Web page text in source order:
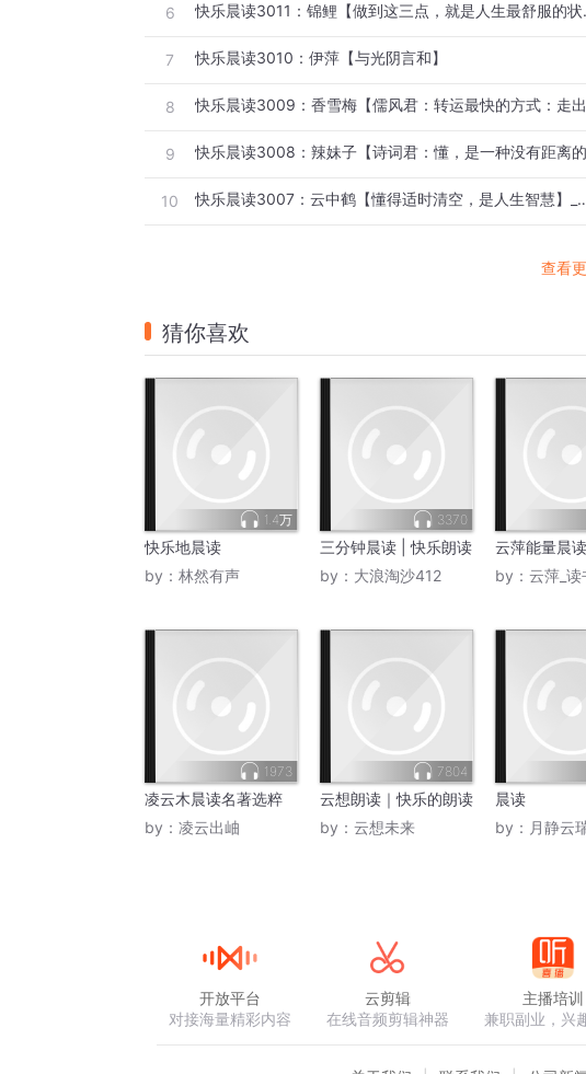
6 快乐晨读
7 快乐晨读3010：伊萍【与光阴言和】
8
9
10 快乐晨读3007：云中鹤【
查看
猜你喜欢
1.4万
快乐地晨读
by： 林然有声
3370
三分钟晨读 | 快乐朗读
by： 大浪淘沙412
云萍能量晨读
by： 云萍_读书
1973
凌云木晨读名著选粹
by： 凌云出岫
7804
云想朗读｜快乐的朗读
by： 云想未来
晨读
by： 月静云
开放平台
对接海量精彩内容
云剪辑
在线音频剪辑神器
主播培训
兼职副业，兴